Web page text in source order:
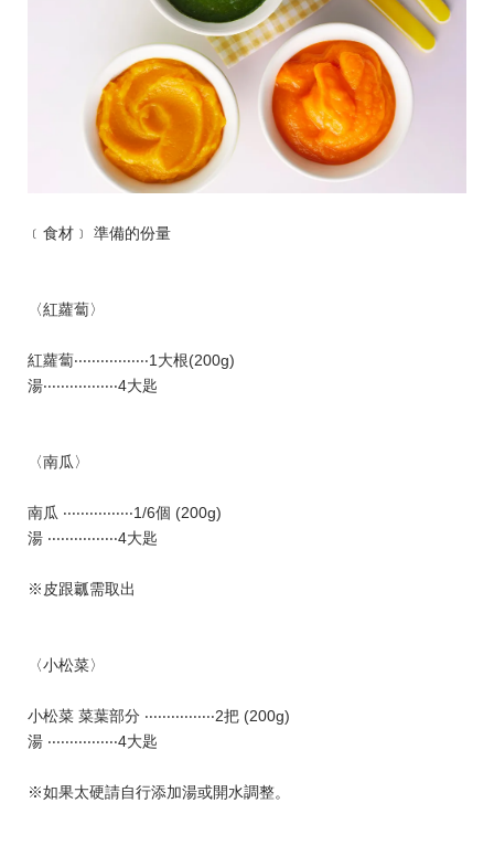
﹝食材﹞ 準備的份量
〈紅蘿蔔〉
紅蘿蔔‧‧‧‧‧‧‧‧‧‧‧‧‧‧‧‧‧1大根(200g)
湯‧‧‧‧‧‧‧‧‧‧‧‧‧‧‧‧‧4大匙
〈南瓜〉
南瓜 ‧‧‧‧‧‧‧‧‧‧‧‧‧‧‧‧1/6個 (200g)
湯 ‧‧‧‧‧‧‧‧‧‧‧‧‧‧‧‧4大匙
※皮跟瓤需取出
〈小松菜〉
小松菜 菜葉部分 ‧‧‧‧‧‧‧‧‧‧‧‧‧‧‧‧2把 (200g)
湯 ‧‧‧‧‧‧‧‧‧‧‧‧‧‧‧‧4大匙
※如果太硬請自行添加湯或開水調整。